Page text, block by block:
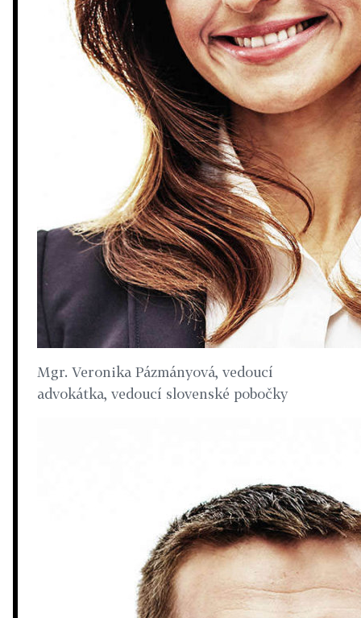
Mgr. Veronika Pázmányová, vedoucí
advokátka, vedoucí slovenské pobočky